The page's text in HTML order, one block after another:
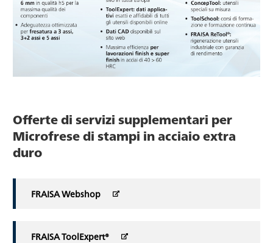
Offerte di servizi supplementari per
Microfrese di stampi in acciaio extra
duro
FRAISA Webshop
FRAISA ToolExpert®